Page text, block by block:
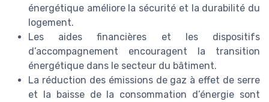
énergétique améliore la sécurité et la durabilité du
logement.
Les aides financières et les dispositifs
d’accompagnement encouragent la transition
énergétique dans le secteur du bâtiment.
La réduction des émissions de gaz à effet de serre
et la baisse de la consommation d’énergie sont